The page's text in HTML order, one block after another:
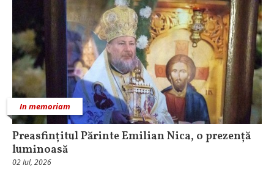
In memoriam
Preasfințitul Părinte Emilian Nica, o prezență
luminoasă
02 Iul, 2026